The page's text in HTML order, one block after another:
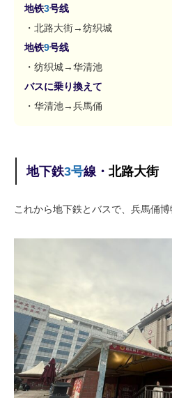
地铁3号线
・北路大街→纺织城
地铁9号线
・纺织城→华清池
バスに乗り換えて
・华清池→兵馬俑
地下鉄3号線 ・北路大街
これから地下鉄とバスで、兵馬俑博